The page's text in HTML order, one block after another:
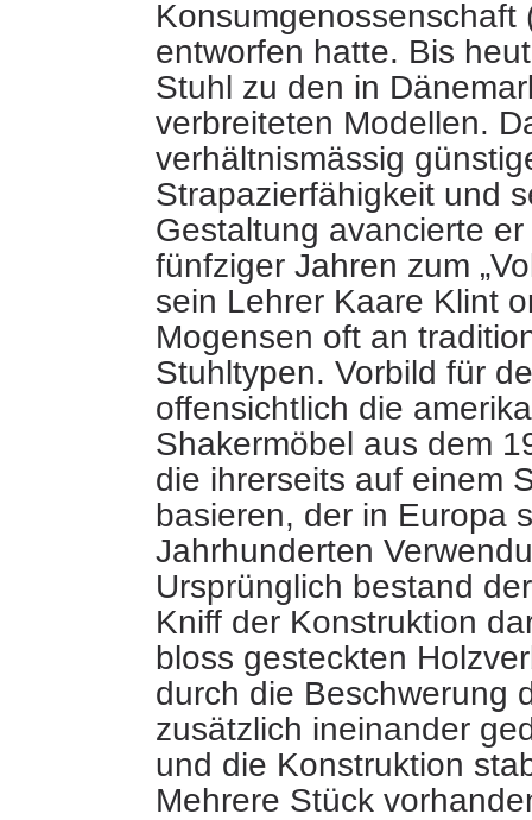
Konsumgenossenschaft
entworfen hatte. Bis
Stuhl zu den in
verbreiteten Modellen.
verhältnismässig
Strapazierfähigkeit und
Gestaltung avancierte
fünfziger Jahren zum
sein Lehrer Kaare Klint
Mogensen oft an
Stuhltypen. Vorbild für
offensichtlich die
Shakermöbel aus dem
die ihrerseits auf einem
basieren, der in Europa
Jahrhunderten
Ursprünglich bestand
Kniff der Konstruktion
bloss gesteckten
durch die Beschwerung
zusätzlich ineinander
und die Konstruktion
Mehrere Stück